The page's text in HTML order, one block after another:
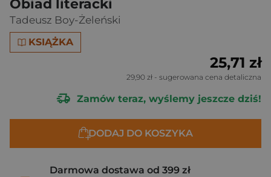
Obiad literacki
Tadeusz Boy-Żeleński
KSIĄŻKA
25,71 zł
29,90 zł - sugerowana cena detaliczna
Zamów teraz, wyślemy jeszcze dziś!
DODAJ DO KOSZYKA
Darmowa dostawa od 399 zł